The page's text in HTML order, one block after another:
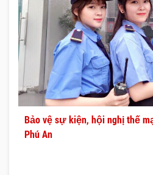
Bảo vệ sự kiện, hội nghị thế
Phú An